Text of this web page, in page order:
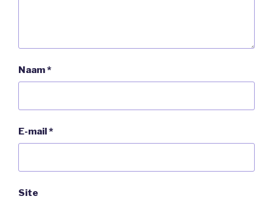
Naam*
E-mail*
Site